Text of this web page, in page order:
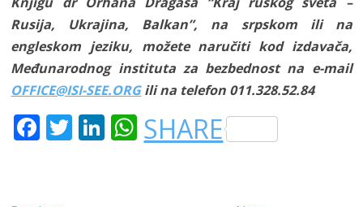
Rusija, Ukrajina, Balkan”, na srpskom ili na
engleskom jeziku, možete naručiti kod izdavača,
Međunarodnog instituta za bezbednost na e-mail
OFFICE@ISI-SEE.ORGili na telefon 011.328.52.84
F T LI W
H
SHARE